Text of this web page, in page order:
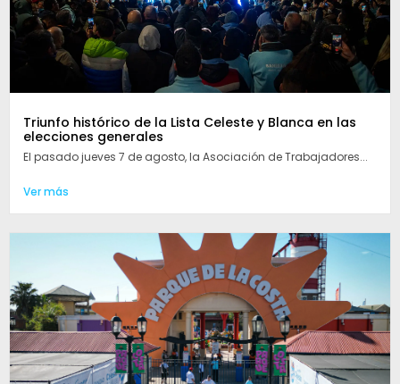
Triunfo histórico de la Lista Celeste y Blanca en las
elecciones generales
El pasado jueves 7 de agosto, la Asociación de Trabajadores...
Ver más